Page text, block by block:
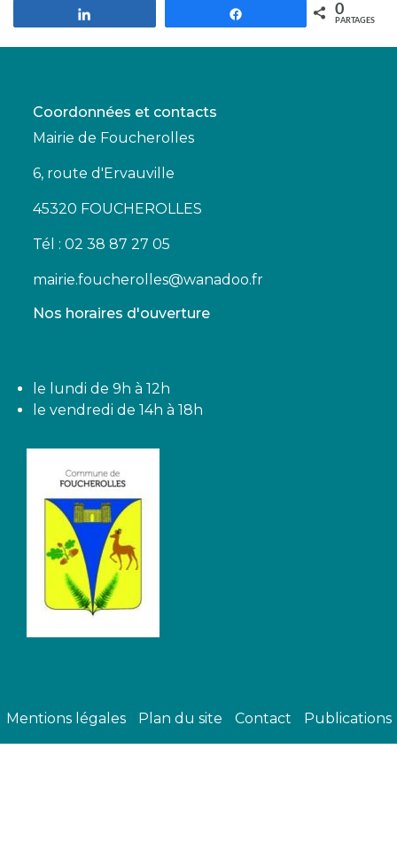
0
PARTAGES
Coordonnées et contacts
Mairie de Foucherolles
6, route d'Ervauville
45320 FOUCHEROLLES
Tél : 02 38 87 27 05
mairie.foucherolles@wanadoo.fr
Nos horaires d'ouverture
le lundi de 9h à 12h
le vendredi de 14h à 18h
Mentions légales Plan du site Contact Publications